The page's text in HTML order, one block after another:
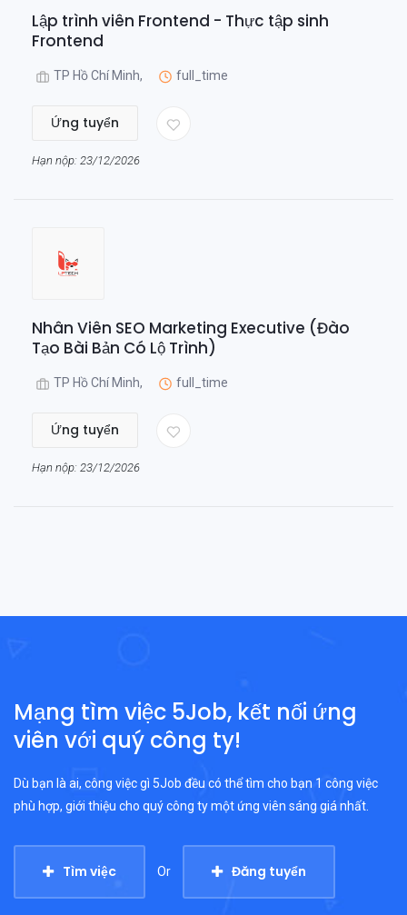
Lập trình viên Frontend - Thực tập sinh
Frontend
TP Hồ Chí Minh, full_time
Ứng tuyển
Hạn nộp: 23/12/2026
Nhân Viên SEO Marketing Executive (Đào
Tạo Bài Bản Có Lộ Trình)
TP Hồ Chí Minh, full_time
Ứng tuyển
Hạn nộp: 23/12/2026
Mạng tìm việc 5Job, kết nối ứng
viên với quý công ty!
Dù bạn là ai, công việc gì 5Job đều có thể tìm cho bạn 1 công việc
phù hợp, giới thiệu cho quý công ty một ứng viên sáng giá nhất.
Tìm việc Or Đăng tuyển